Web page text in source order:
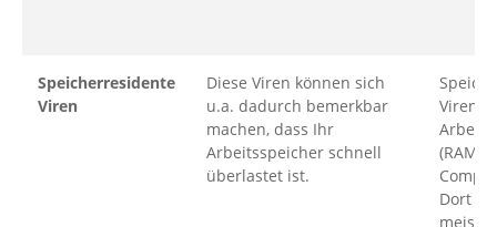
Speicherresidente
Viren
Diese Viren können sich
u.a. dadurch bemerkbar
machen, dass Ihr
Arbeitsspeicher schnell
überlastet ist.
Viren
(RAM)
Dort
meist